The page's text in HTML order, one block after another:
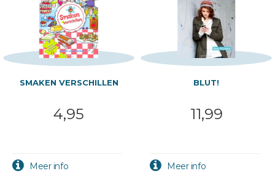
SMAKEN VERSCHILLEN
4,95
BLUT!
11,99